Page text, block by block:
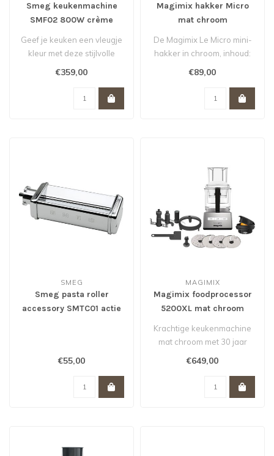
Smeg keukenmachine
SMF02 800W crème
Geef je keuken een vleugje
kleur met deze stijlvolle
keukenmachine van Smeg
€359,00
Magimix hakker Micro
mat chroom
De Magimix Le Micro mini-
hakker in chroom, inhoud:
0.8 liter
€89,00
SMEG
Smeg pasta roller
accessory SMTC01 actie
€55,00
MAGIMIX
Magimix foodprocessor
5200XL mat chroom
Krachtige keukenmachine
mat chroom met 30 jaar
€649,00